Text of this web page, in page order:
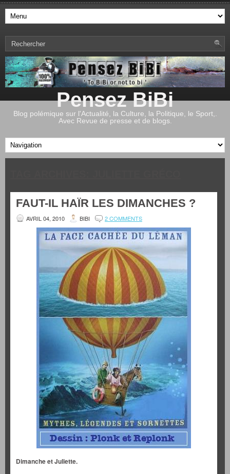
Pensez BiBi
Blog polémique sur l'Actualité, la Culture, la Politique, le Sport,.
Avec Revue de presse et de blogs.
FAUT-IL HAÏR LES DIMANCHES ?
AVRIL 04, 2010 BIBI 2 COMMENTS
Dimanche et Juliette.